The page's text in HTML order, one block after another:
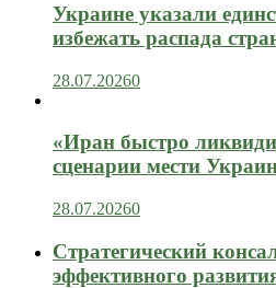
Украине указали
избежать распада
28.07.20260
«Иран быстро
сценарии мести
28.07.20260
Стратегический
эффективного